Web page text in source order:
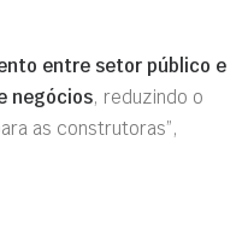
entre setor público e
negócios, reduzindo o
as construtoras”,